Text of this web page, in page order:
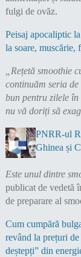
fulgi de ovăz.
Peisaj apocaliptic
la soare, muscărie,
„Rețetă smoothie
continuăm seria de
bun pentru zilele
nu vă doriți să
PNRR-ul
Ghinea și
Este unul dintre
publicat de vedetă
de preparare al
Cum cumpără
revând la prețuri
deștepți” din